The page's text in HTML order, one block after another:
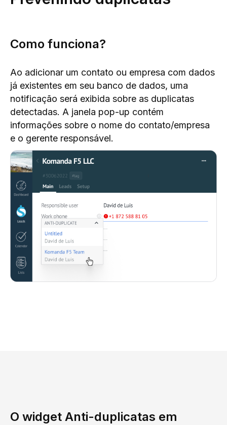
Como funciona?
Ao adicionar um contato ou empresa com dados
já existentes em seu banco de dados, uma
notificação será exibida sobre as duplicatas
detectadas. A janela pop-up contém
informações sobre o nome do contato/empresa
e o gerente responsável.
O widget Anti-duplicatas em